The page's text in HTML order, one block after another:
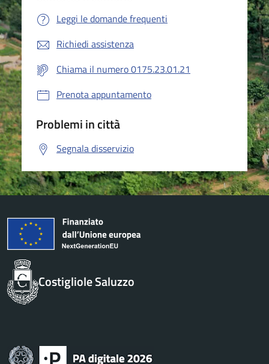
Leggi le domande frequenti
Richiedi assistenza
Chiama il numero 0175.23.01.21
Prenota appuntamento
Problemi in città
Segnala disservizio
Costigliole Saluzzo